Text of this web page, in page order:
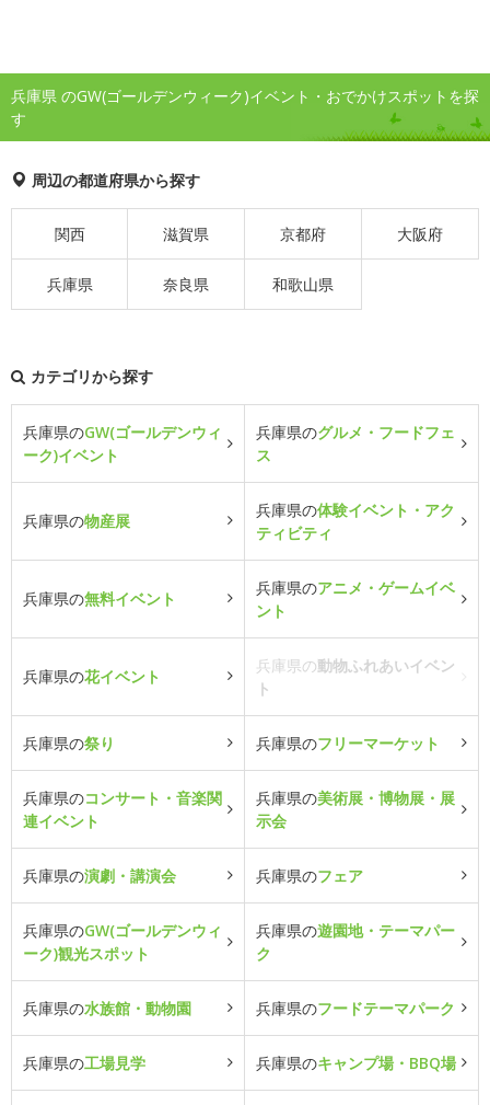
兵庫県 のGW(ゴールデンウィーク)イベント・おでかけスポットを探
す
周辺の都道府県から探す
関西 滋賀県 京都府 大阪府
兵庫県 奈良県 和歌山県
カテゴリから探す
兵庫県のGW(ゴールデンウィ
ーク)イベント
兵庫県のグルメ・フードフェ
ス
兵庫県の物産展
兵庫県の体験イベント・アク
ティビティ
兵庫県の無料イベント
兵庫県のアニメ・ゲームイベ
ント
兵庫県の花イベント
兵庫県の動物ふれあいイベン
ト
兵庫県の祭り 兵庫県のフリーマーケット
兵庫県のコンサート・音楽関
連イベント
兵庫県の美術展・博物展・展
示会
兵庫県の演劇・講演会 兵庫県のフェア
兵庫県のGW(ゴールデンウィ
ーク)観光スポット
兵庫県の遊園地・テーマパー
ク
兵庫県の水族館・動物園 兵庫県のフードテーマパーク
兵庫県の工場見学 兵庫県のキャンプ場・BBQ場